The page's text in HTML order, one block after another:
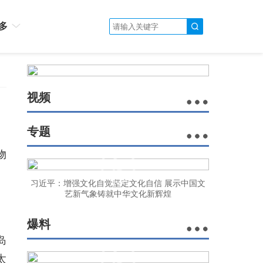
视频
专题
习近平：增强文化自觉坚定文化自信 展示中国文
艺新气象铸就中华文化新辉煌
爆料